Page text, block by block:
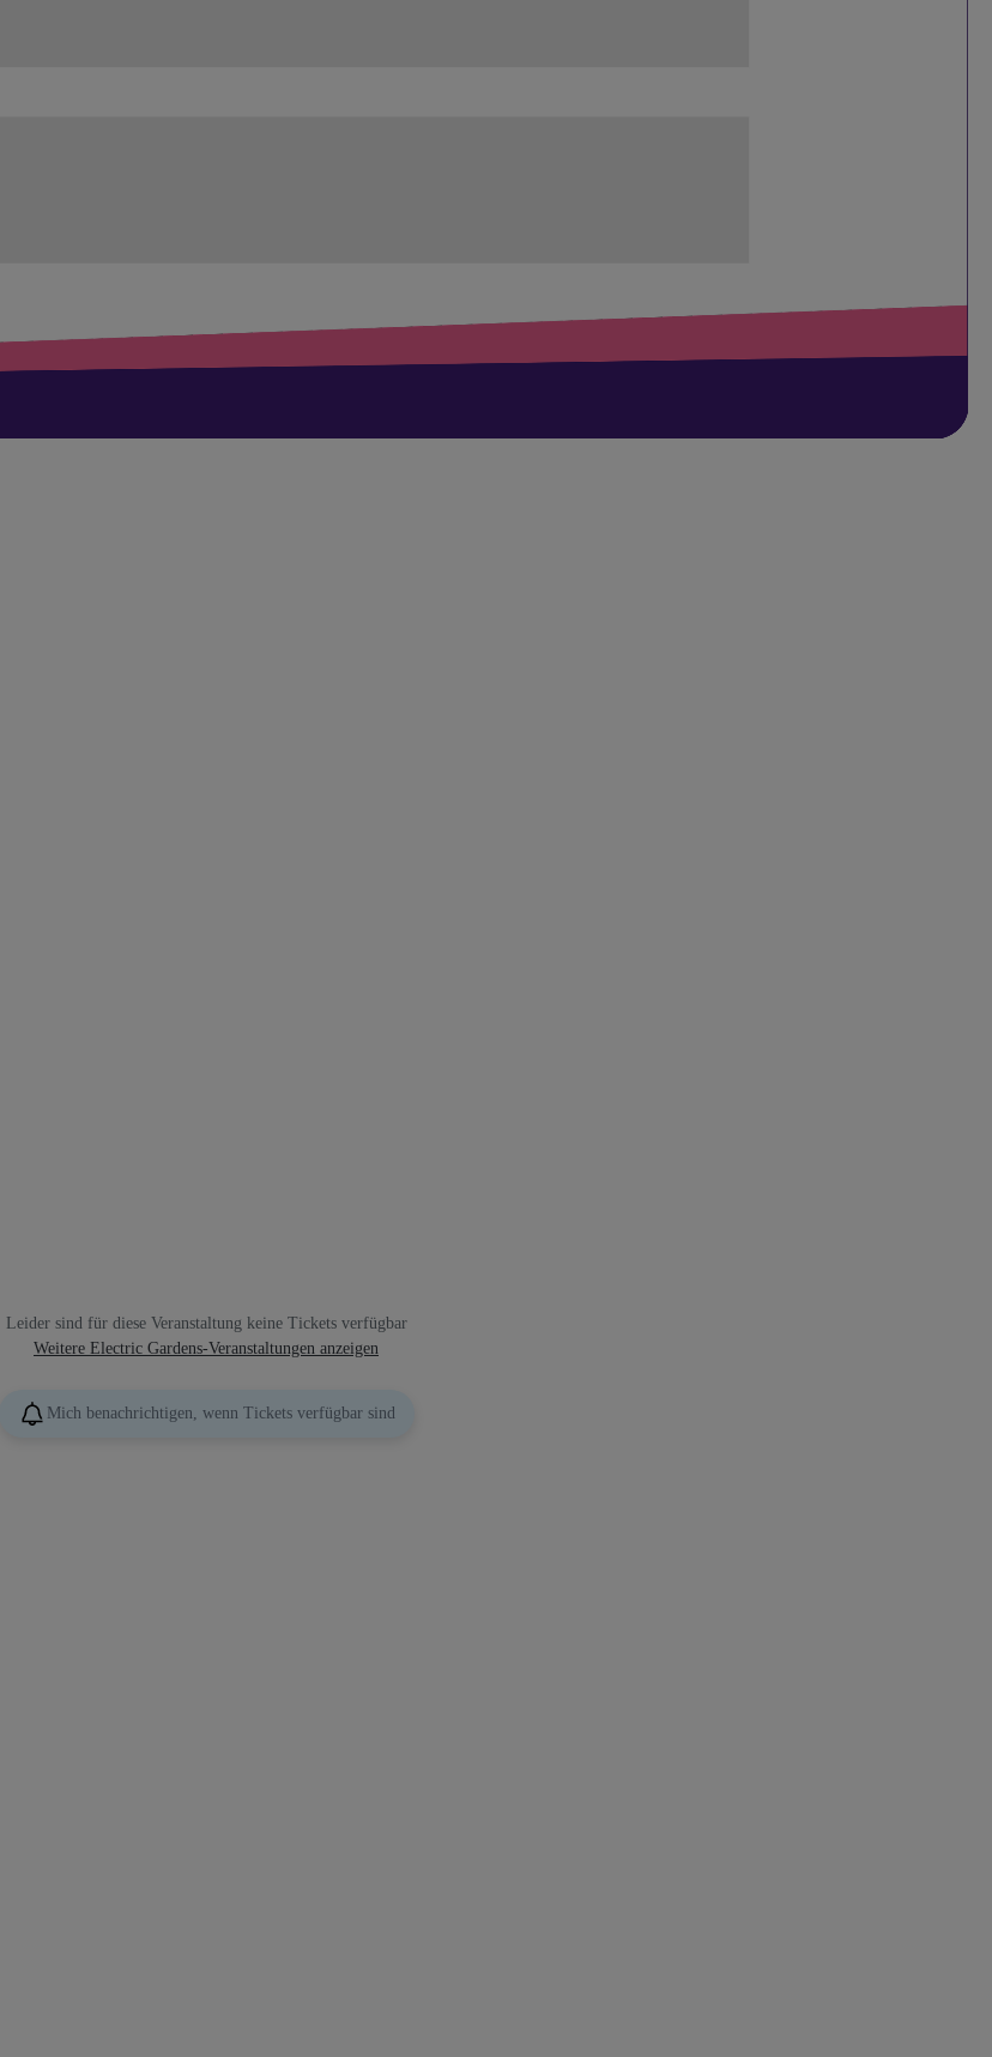
Leider sind für diese Veranstaltung keine Tickets verfügbar
Weitere Electric Gardens-Veranstaltungen anzeigen
Mich benachrichtigen, wenn Tickets verfügbar sind